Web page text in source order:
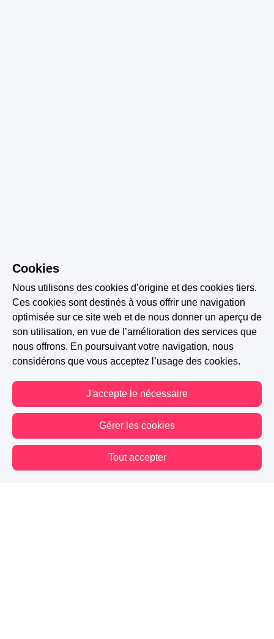
Cookies
Nous utilisons des cookies d’origine et des cookies tiers.
Ces cookies sont destinés à vous offrir une navigation
optimisée sur ce site web et de nous donner un aperçu de
son utilisation, en vue de l’amélioration des services que
nous offrons. En poursuivant votre navigation, nous
considérons que vous acceptez l’usage des cookies.
J'accepte le nécessaire
Gérer les cookies
Tout accepter